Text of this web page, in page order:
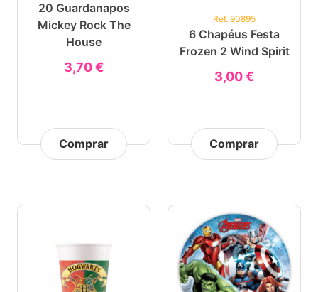
20 Guardanapos
Mickey Rock The
House
3,70 €
Comprar
Ref. 90895
6 Chapéus Festa
Frozen 2 Wind Spirit
3,00 €
Comprar